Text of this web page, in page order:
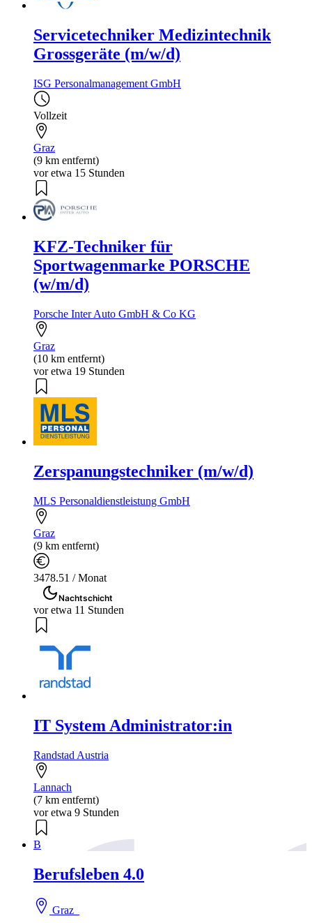
Servicetechniker Medizintechnik
Grossgeräte (m/w/d)
ISG Personalmanagement GmbH
Vollzeit
Graz
(9 km entfernt)
vor etwa 15 Stunden
KFZ-Techniker für
Sportwagenmarke PORSCHE
(w/m/d)
Porsche Inter Auto GmbH & Co KG
Graz
(10 km entfernt)
vor etwa 19 Stunden
Zerspanungstechniker (m/w/d)
MLS Personaldienstleistung GmbH
Graz
(9 km entfernt)
3478.51 / Monat
Nachtschicht
vor etwa 11 Stunden
IT System Administrator:in
Randstad Austria
Lannach
(7 km entfernt)
vor etwa 9 Stunden
B
Berufsleben 4.0
Graz